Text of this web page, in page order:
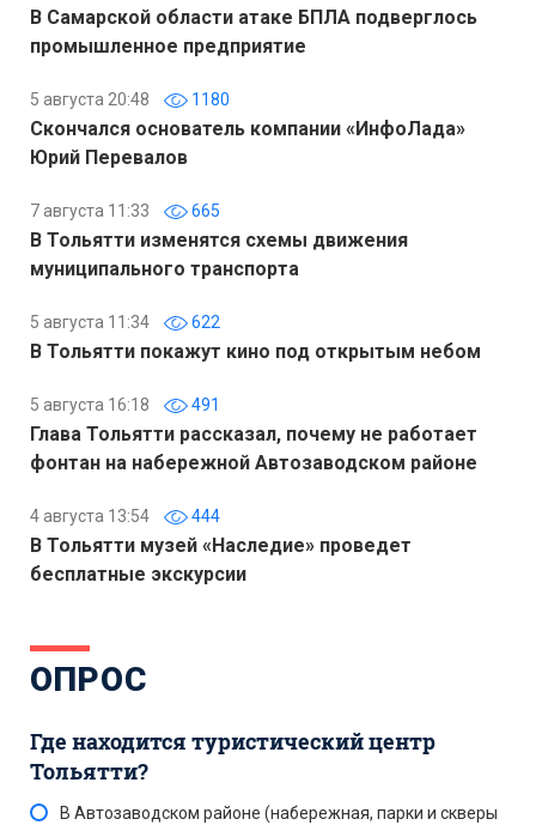
В Самарской области атаке БПЛА подверглось
промышленное предприятие
5 августа 20:48 1180
Скончался основатель компании «ИнфоЛада»
Юрий Перевалов
7 августа 11:33 665
В Тольятти изменятся схемы движения
муниципального транспорта
5 августа 11:34 622
В Тольятти покажут кино под открытым небом
5 августа 16:18 491
Глава Тольятти рассказал, почему не работает
фонтан на набережной Автозаводском районе
4 августа 13:54 444
В Тольятти музей «Наследие» проведет
бесплатные экскурсии
ОПРОС
Где находится туристический центр
Тольятти?
В Автозаводском районе (набережная, парки и скверы